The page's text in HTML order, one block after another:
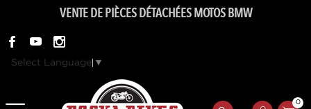
VENTE DE PIÈCES DÉTACHÉES MOTOS BMW
Select Language ▼
0